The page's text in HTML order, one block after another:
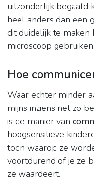
uitzonderlijk begaafd
heel anders dan een
dit duidelijk te maken
microscoop gebruiken.
Hoe
Waar echter minder
mijns inziens net zo
is de manier van
hoogsensitieve
toon waarop ze
voortdurend of je ze
ze waardeert.